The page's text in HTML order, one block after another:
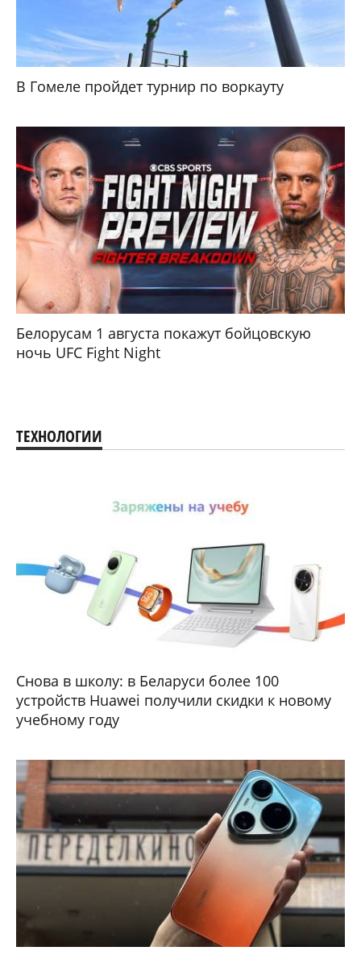
В Гомеле пройдет турнир по воркауту
Белорусам 1 августа покажут бойцовскую
ночь UFC Fight Night
ТЕХНОЛОГИИ
Снова в школу: в Беларуси более 100
устройств Huawei получили скидки к новому
учебному году